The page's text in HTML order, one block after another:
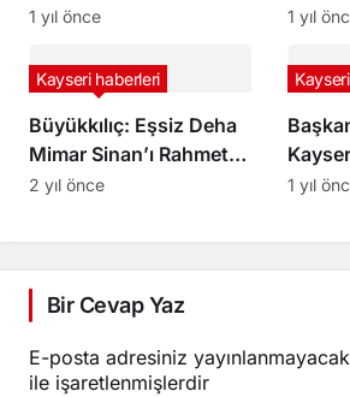
Sergisi’ni Açıyor
1 yıl önce 1 yıl
Büyükkılıç: Eşsiz Deha
Mimar Sinan’ı Rahmet
ve Minnetle Anıyorum
Kayseri haberleri
2 yıl önce 1 yıl
Bir Cevap Yaz
E-posta adresiniz
ile işaretlenmişlerdir